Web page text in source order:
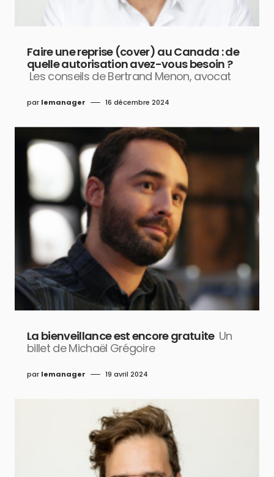
Faire une reprise (cover) au Canada : de
quelle autorisation avez-vous besoin ?
Les conseils de Bertrand Menon, avocat
par lemanager 16 décembre 2024
La bienveillance est encore gratuite Un
billet de Michaël Grégoire
par lemanager 19 avril 2024